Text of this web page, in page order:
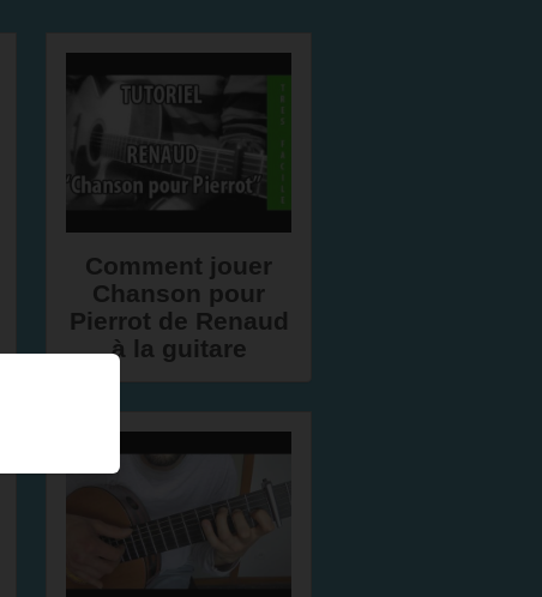
Comment jouer
Chanson pour
Pierrot de Renaud
à la guitare